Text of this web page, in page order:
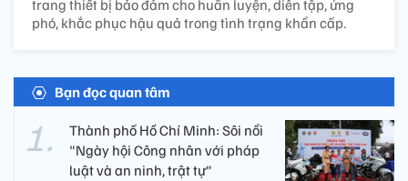
trang thiết bị bảo đảm cho huấn luyện, diễn tập, ứng
phó, khắc phục hậu quả trong tình trạng khẩn cấp.
Bạn đọc quan tâm
Thành phố Hồ Chí Minh: Sôi nổi
"Ngày hội Công nhân với pháp
luật và an ninh, trật tự"